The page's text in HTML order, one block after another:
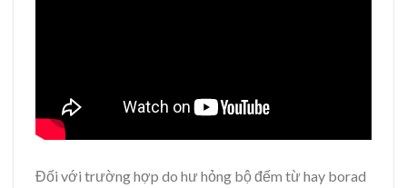
Đối với trường hợp do hư hỏng bộ đếm từ hay borad